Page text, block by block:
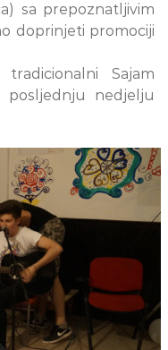
sa prepoznatljivim
doprinjeti promociji
Sajam
posljednju nedjelju